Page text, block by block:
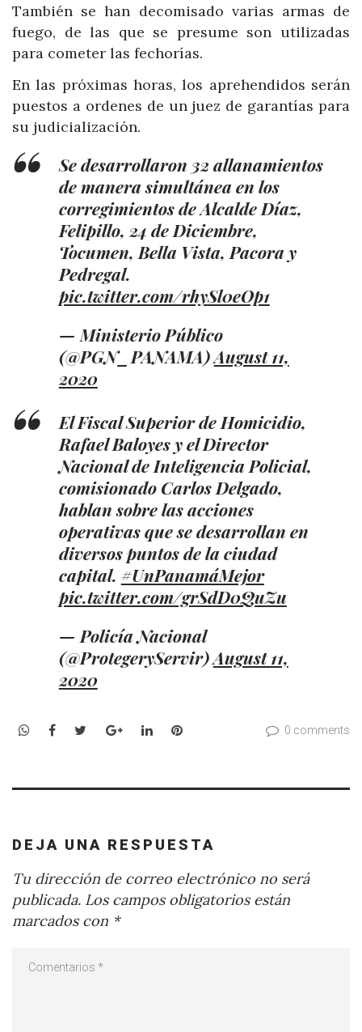
También se han decomisado varias armas de
fuego, de las que se presume son utilizadas
para cometer las fechorías.
En las próximas horas, los aprehendidos serán
puestos a ordenes de un juez de garantías para
su judicialización.
Se desarrollaron 32 allanamientos
de manera simultánea en los
corregimientos de Alcalde Díaz,
Felipillo, 24 de Diciembre,
Tocumen, Bella Vista, Pacora y
Pedregal.
pic.twitter.com/rhySl0eOp1
— Ministerio Público
(@PGN_PANAMA)August 11,
2020
El Fiscal Superior de Homicidio,
Rafael Baloyes y el Director
Nacional de Inteligencia Policial,
comisionado Carlos Delgado,
hablan sobre las acciones
operativas que se desarrollan en
diversos puntos de la ciudad
capital. #UnPanamáMejor
pic.twitter.com/grSdD0QuZu
— Policía Nacional
(@ProtegeryServir)August 11,
2020
WhatsApp
Facebook
TwitterGoogle+LinkedInPinterest 0 comments
DEJA UNA RESPUESTA
Tu dirección de correo electrónico no será
publicada. Los campos obligatorios están
marcados con *